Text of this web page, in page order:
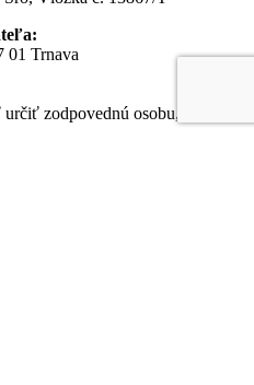
01 Trnava
zodpovednú osobu, preto